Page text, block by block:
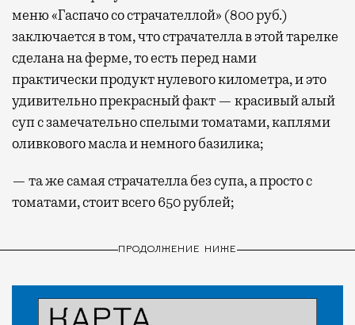
гаваней. На некоторых вокзалах — тоже.
Лаунжи доступны на Ленинградском,
Павелецком, Казанском, Ярославском
и Курском вокзалах. Попасть в бизнес-залы
могут держатели карт Mir Supreme. Причем
не только в столице. Всего доступно более
1000 бизнес-залов по всему миру.
меню «Гаспачо со страчателлой» (800 руб.)
заключается в том, что страчателла в этой тарелке
сделана на ферме, то есть перед нами
практически продукт нулевого километра, и это
удивительно прекрасный факт — красивый алый
суп с замечательно спелыми томатами, каплями
оливкового масла и немного базилика;
— та же самая страчателла без супа, а просто с
томатами, стоит всего 650 рублей;
ПРОДОЛЖЕНИЕ НИЖЕ